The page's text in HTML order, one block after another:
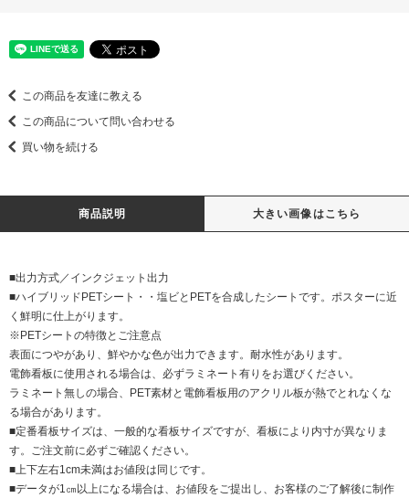
この商品を友達に教える
この商品について問い合わせる
買い物を続ける
商品説明 大きい画像はこちら
■出力方式／インクジェット出力
■ハイブリッドPETシート・・塩ビとPETを合成したシートです。ポスターに近
く鮮明に仕上がります。
※PETシートの特徴とご注意点
表面につやがあり、鮮やかな色が出力できます。耐水性があります。
電飾看板に使用される場合は、必ずラミネート有りをお選びください。
ラミネート無しの場合、PET素材と電飾看板用のアクリル板が熱でとれなくな
る場合があります。
■定番看板サイズは、一般的な看板サイズですが、看板により内寸が異なりま
す。ご注文前に必ずご確認ください。
■上下左右1cm未満はお値段は同じです。
■データが1㎝以上になる場合は、お値段をご提出し、お客様のご了解後に制作